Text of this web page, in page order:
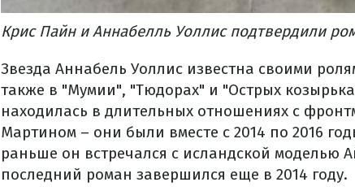
Крис Пайн и Аннабелль Уоллис подтвердили
Звезда Аннабель Уоллис известна своими
также в "Мумии", "Тюдорах" и "Острых
находилась в длительных отношениях с
Мартином – они были вместе с 2014 по 2016
раньше он встречался с исландской моделью
последний роман завершился еще в 2014 году.